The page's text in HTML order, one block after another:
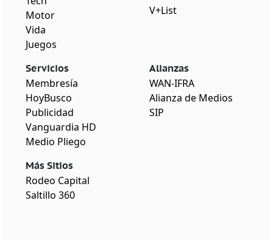
Motor
Vida
Juegos
V+List
Servicios
Membresía
HoyBusco
Publicidad
Vanguardia HD
Medio Pliego
Más Sitios
Rodeo Capital
Saltillo 360
Alianzas
WAN-IFRA
Alianza de Medios
SIP